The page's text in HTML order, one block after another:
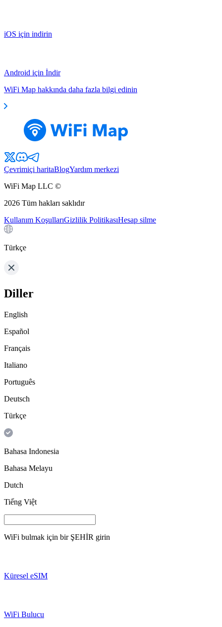
iOS için indirin
Android için İndir
WiFi Map hakkında daha fazla bilgi edinin
Çevrimiçi haritaBlogYardım merkezi
WiFi Map LLC ©
2026 Tüm hakları saklıdır
Kullanım KoşullarıGizlilik PolitikasıHesap silme
Türkçe
Diller
English
Español
Français
Italiano
Português
Deutsch
Türkçe
Bahasa Indonesia
Bahasa Melayu
Dutch
Tiếng Việt
WiFi bulmak için bir ŞEHİR girin
Küresel eSIM
WiFi Bulucu